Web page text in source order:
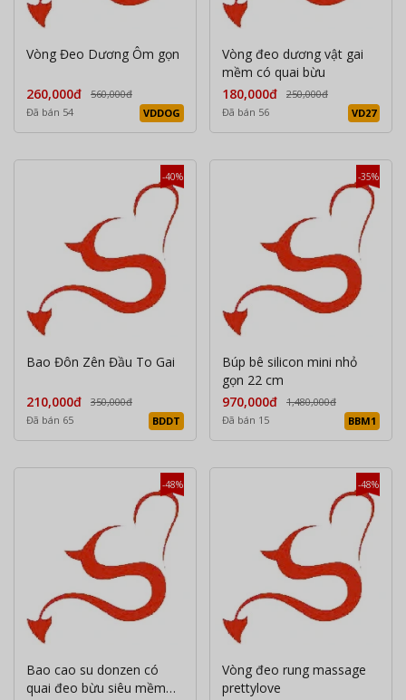
Vòng Đeo Dương Ôm gọn
260,000đ
560,000đ
Đã bán 54
VDDOG
Vòng đeo dương vật gai
mềm có quai bừu
180,000đ
250,000đ
Đã bán 56
VD27
-40%
Bao Đôn Zên Đầu To Gai
210,000đ
350,000đ
Đã bán 65
BDDT
-35%
Búp bê silicon mini nhỏ
gọn 22 cm
970,000đ
1,480,000đ
Đã bán 15
BBM1
-48%
Bao cao su donzen có
quai đeo bừu siêu mềm
-48%
Vòng đeo rung massage
prettylove